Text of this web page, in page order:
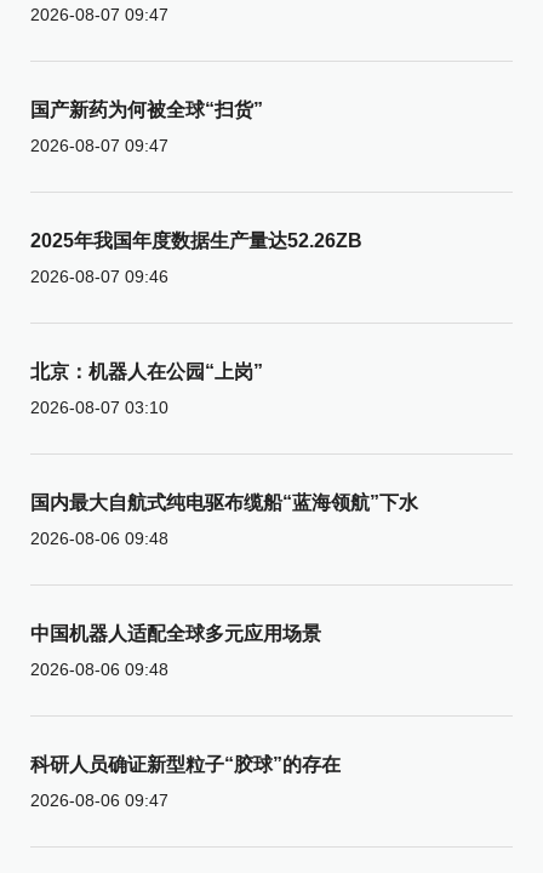
2026-08-07 09:47
国产新药为何被全球“扫货”
2026-08-07 09:47
2025年我国年度数据生产量达52.26ZB
2026-08-07 09:46
北京：机器人在公园“上岗”
2026-08-07 03:10
国内最大自航式纯电驱布缆船“蓝海领航”下水
2026-08-06 09:48
中国机器人适配全球多元应用场景
2026-08-06 09:48
科研人员确证新型粒子“胶球”的存在
2026-08-06 09:47